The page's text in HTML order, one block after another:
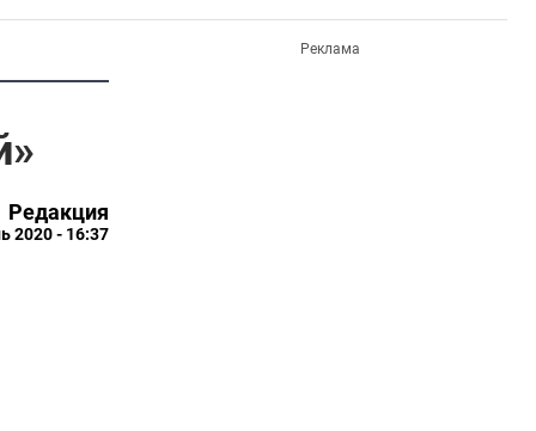
Редакция
2020 - 16:37
Реклама